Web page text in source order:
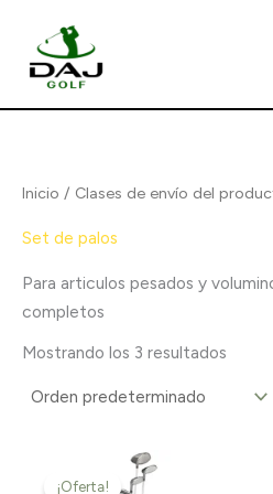
contenido
Inicio / Clases de envío del
Set de palos
Para articulos pesados y
completos
Mostrando los 3 resultados
¡Oferta!precio